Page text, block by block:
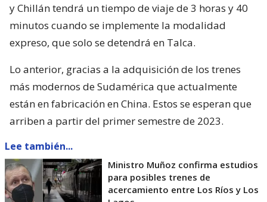
y Chillán tendrá un tiempo de viaje de 3 horas y 40
minutos cuando se implemente la modalidad
expreso, que solo se detendrá en Talca.
Lo anterior, gracias a la adquisición de los trenes
más modernos de Sudamérica que actualmente
están en fabricación en China. Estos se esperan que
arriben a partir del primer semestre de 2023.
Lee también...
Ministro Muñoz confirma estudios
para posibles trenes de
acercamiento entre Los Ríos y Los